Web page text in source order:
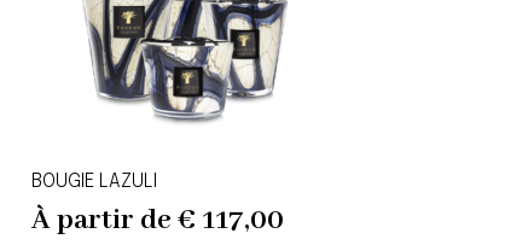
BOUGIE LAZULI
À partir de€ 117,00